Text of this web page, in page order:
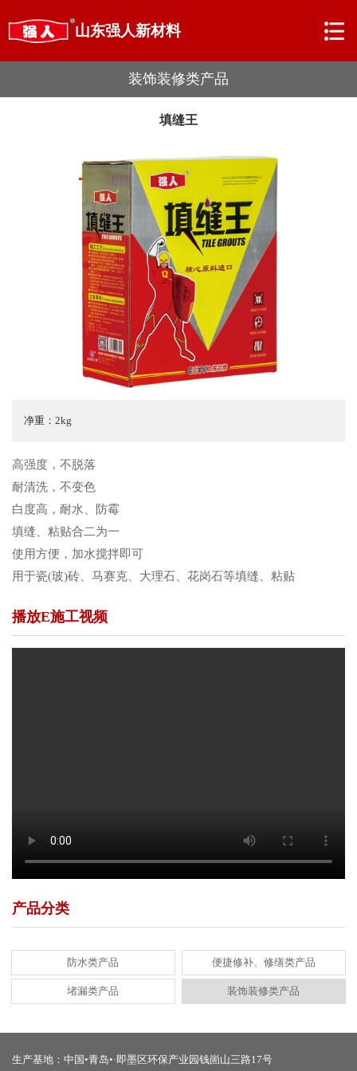
山东强人新材料
装饰装修类产品
填缝王
净重：2kg
高强度，不脱落
耐清洗，不变色
白度高，耐水、防霉
填缝、粘贴合二为一
使用方便，加水搅拌即可
用于瓷(玻)砖、马赛克、大理石、花岗石等填缝、粘贴
播放E施工视频
产品分类
防水类产品 便捷修补、修缮类产品
堵漏类产品 装饰装修类产品
生产基地：中国•青岛•·即墨区环保产业园钱崮山三路17号